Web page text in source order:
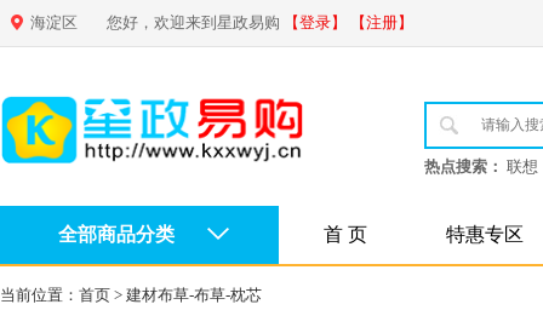
海淀区 您好，欢迎来到星政易购 【登录】 【注册】
热点搜索： 联想
全部商品分类 首 页 特惠专区
当前位置： 首页 > 建材布草-布草-枕芯